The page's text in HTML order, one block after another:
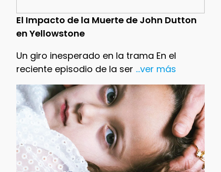
El Impacto de la Muerte de John Dutton
en Yellowstone
Un giro inesperado en la trama En el
reciente episodio de la ser ...ver más